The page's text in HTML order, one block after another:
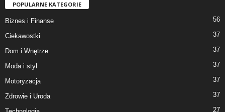
POPULARNE KATEGORIE
Biznes i Finanse 56
Ciekawostki 37
Dom i Wnętrze 37
Moda i styl 37
Motoryzacja 37
Zdrowie i Uroda 37
27